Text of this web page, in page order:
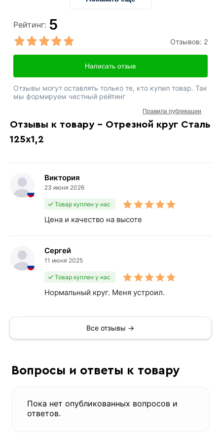
Отзывы к товару - Отрезной круг Сталь
125х1,2
Виктория
23 июня 2026
Товар куплен у нас
Цена и качество на высоте
Сергей
11 июня 2025
Товар куплен у нас
Нормальный круг. Меня устроил.
Все отзывы →
Рейтинг: 5
Отзывов: 2
Написать отзыв
Отзывы могут оставлять только те, кто купил товар. Так
мы формируем честный рейтинг
Правила публикации
Вопросы и ответы к товару
Пока нет опубликованных вопросов и
ответов.